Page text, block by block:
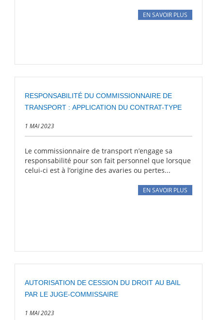
EN SAVOIR PLUS
RESPONSABILITÉ DU COMMISSIONNAIRE DE
TRANSPORT : APPLICATION DU CONTRAT-TYPE
1 MAI 2023
Le commissionnaire de transport n’engage sa
responsabilité pour son fait personnel que lorsque
celui-ci est à l’origine des avaries ou pertes...
EN SAVOIR PLUS
AUTORISATION DE CESSION DU DROIT AU BAIL
PAR LE JUGE-COMMISSAIRE
1 MAI 2023